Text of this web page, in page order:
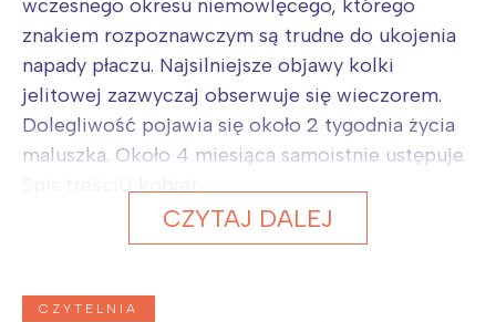
wczesnego okresu niemowlęcego, którego
znakiem rozpoznawczym są trudne do ukojenia
napady płaczu. Najsilniejsze objawy kolki
jelitowej zazwyczaj obserwuje się wieczorem.
Dolegliwość pojawia się około 2 tygodnia życia
maluszka. Około 4 miesiąca samoistnie ustępuje.
CZYTAJ DALEJ
CZYTELNIA